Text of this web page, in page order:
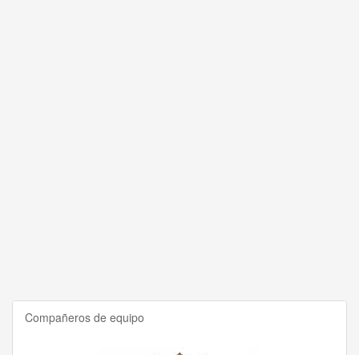
Compañeros de equipo